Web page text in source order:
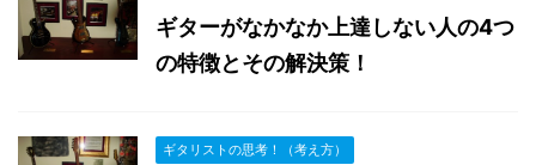
ギターがなかなか上達しない人の4つ
の特徴とその解決策！
ギタリストの思考！（考え方）